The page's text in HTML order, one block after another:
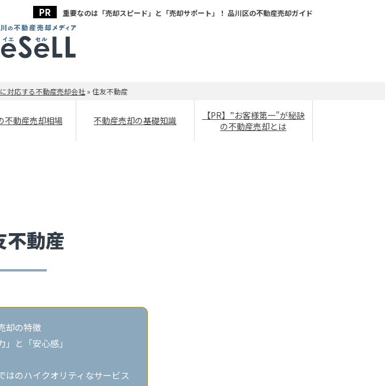
重要なのは「売却スピード」と「売却サポート」！ 品川区の不動産売却ガイド
対応する不動産売却会社 » 住友不動産
不動産売却相場 不動産売却の基礎知識
【PR】”お客様第一”が秘訣
の不動産売却とは
不動産
却の特徴
と「安心感」
はのハイクオリティなサービス